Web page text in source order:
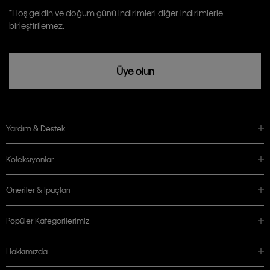
Calvin Klein tarafından kişisel verilerimin yurtdışına aktarılmasına açık
rızam vardır
*Hoş geldin ve doğum günü indirimleri diğer indirimlerle
birleştirilemez.
Üye olun
Yardım & Destek
Koleksiyonlar
Öneriler & İpuçları
Popüler Kategorilerimiz
Hakkımızda